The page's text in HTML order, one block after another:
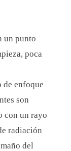
un punto
poca
de enfoque
son
con un rayo
radiación
del